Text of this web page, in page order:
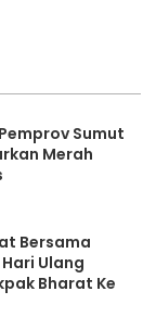
Sumut
Merah
Bersama
Ulang
Bharat Ke